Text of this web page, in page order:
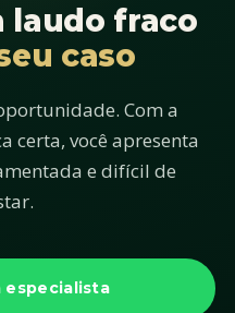
laudo fraco
caso
Com a
certa, você apresenta
e difícil de
especialista